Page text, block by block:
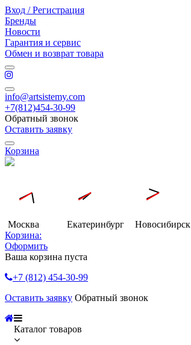
Вход / Регистрация
Бренды
Новости
Гарантия и сервис
Обмен и возврат товара
info@artsistemy.com
+7(812)454-30-99
Обратный звонок
Оставить заявку
Корзина
Москва Екатеринбург Новосибирск
Корзина:
Оформить
Ваша корзина пуста
+7 (812) 454-30-99
Оставить заявку Обратный звонок
Каталог товаров